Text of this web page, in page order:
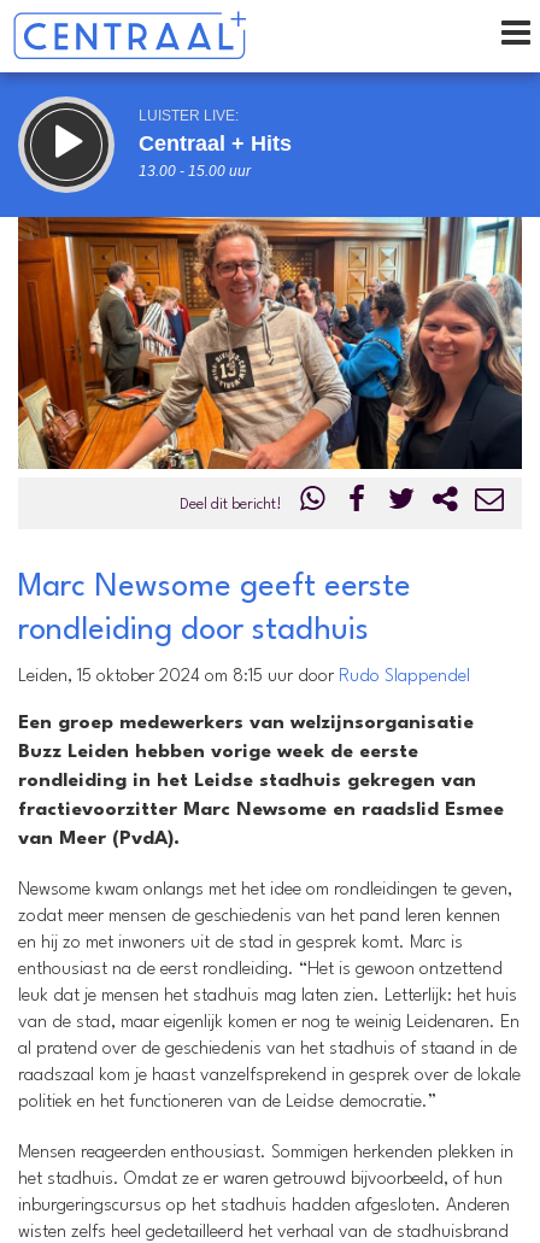
LUISTER LIVE:
Centraal + Hits
13.00 - 15.00 uur
STRAKS:
Centraal + De Middagshow
15.00 - 17.00 uur
Vorig uur
uur 1 van 0 Volgend uur
Inklappen
Deel dit bericht!
Marc Newsome geeft eerste
rondleiding door stadhuis
Leiden, 15 oktober 2024 om 8:15 uur door Rudo Slappendel
Een groep medewerkers van welzijnsorganisatie
Buzz Leiden hebben vorige week de eerste
rondleiding in het Leidse stadhuis gekregen van
fractievoorzitter Marc Newsome en raadslid Esmee
van Meer (PvdA).
Newsome kwam onlangs met het idee om rondleidingen te geven,
zodat meer mensen de geschiedenis van het pand leren kennen
en hij zo met inwoners uit de stad in gesprek komt. Marc is
enthousiast na de eerst rondleiding. “Het is gewoon ontzettend
leuk dat je mensen het stadhuis mag laten zien. Letterlijk: het huis
van de stad, maar eigenlijk komen er nog te weinig Leidenaren. En
al pratend over de geschiedenis van het stadhuis of staand in de
raadszaal kom je haast vanzelfsprekend in gesprek over de lokale
politiek en het functioneren van de Leidse democratie.”
Mensen reageerden enthousiast. Sommigen herkenden plekken in
het stadhuis. Omdat ze er waren getrouwd bijvoorbeeld, of hun
inburgeringscursus op het stadhuis hadden afgesloten. Anderen
wisten zelfs heel gedetailleerd het verhaal van de stadhuisbrand